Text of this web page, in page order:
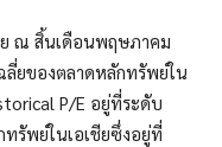
ย ณ สิ้นเดือนพฤษภาคม
ลี่ยของตลาดหลักทรัพย์ใน
P/E อยู่ที่ระดับ
ทรัพย์ในเอเชียซึ่งอยู่ที่